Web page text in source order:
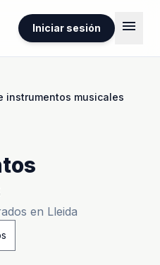
Iniciar sesión menu
instrumentos musicales
en Lleida